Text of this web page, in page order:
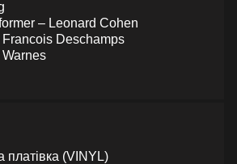
– Leonard Cohen
Deschamps
платівка (VINYL)